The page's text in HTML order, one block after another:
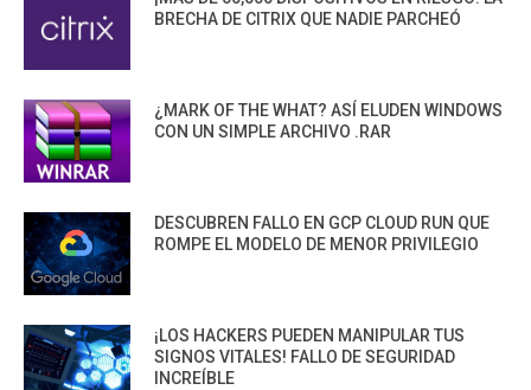
BRECHA DE CITRIX QUE NADIE PARCHEÓ
¿MARK OF THE WHAT? ASÍ ELUDEN WINDOWS
CON UN SIMPLE ARCHIVO .RAR
DESCUBREN FALLO EN GCP CLOUD RUN QUE
ROMPE EL MODELO DE MENOR PRIVILEGIO
¡LOS HACKERS PUEDEN MANIPULAR TUS
SIGNOS VITALES! FALLO DE SEGURIDAD
INCREÍBLE